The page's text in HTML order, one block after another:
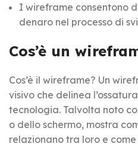
I wireframe consentono
denaro nel processo di
Cos’è un
Cos’è il wireframe? Un
visivo che delinea
tecnologia. Talvolta noto
o dello schermo, mostra
relazionano tra loro e